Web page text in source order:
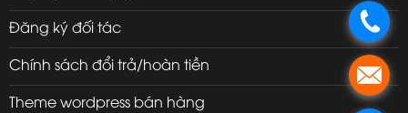
Đăng ký đối tác
Chính sách đổi trả/hoàn tiền
Theme wordpress bán hàng
.
.